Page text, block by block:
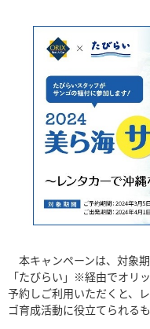
本キャンペーンは、対象
「たびらい」※経由でオリ
予約しご利用いただくと、
ゴ育成活動に役立てられるも